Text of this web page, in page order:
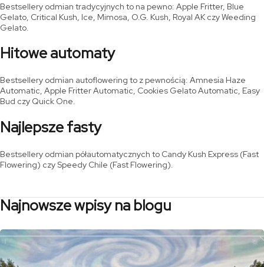
Bestsellery odmian tradycyjnych to na pewno: Apple Fritter, Blue
Gelato, Critical Kush, Ice, Mimosa, O.G. Kush, Royal AK czy Weeding
Gelato.
Hitowe automaty
Bestsellery odmian autoflowering to z pewnością: Amnesia Haze
Automatic, Apple Fritter Automatic, Cookies Gelato Automatic, Easy
Bud czy Quick One.
Najlepsze fasty
Bestsellery odmian półautomatycznych to Candy Kush Express (Fast
Flowering) czy Speedy Chile (Fast Flowering).
Najnowsze wpisy na blogu